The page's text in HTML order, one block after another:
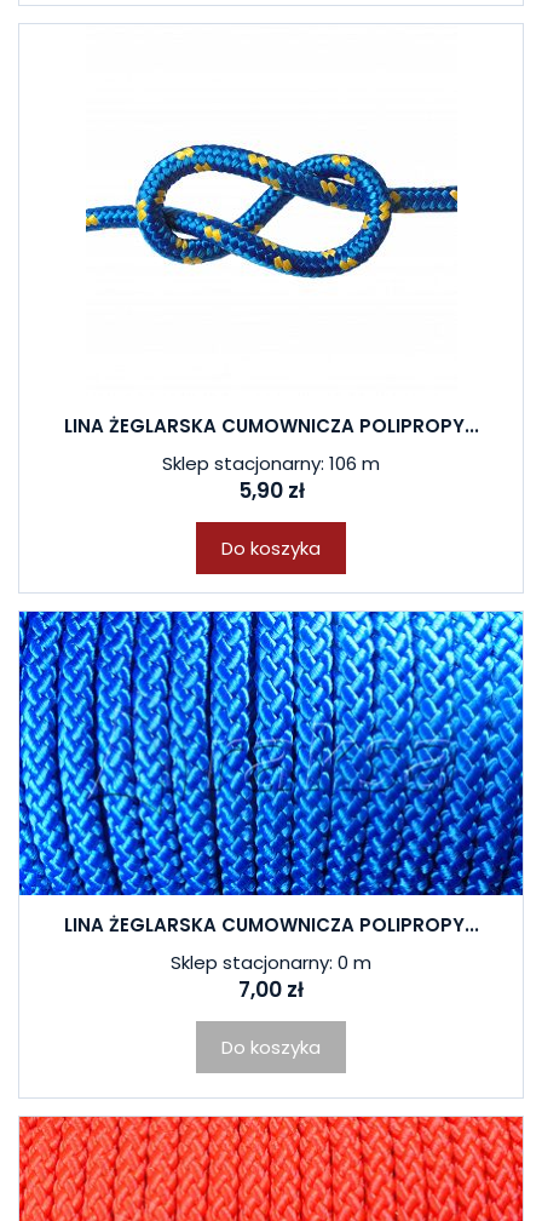
LINA ŻEGLARSKA CUMOWNICZA POLIPROPY...
Sklep stacjonarny: 106 m
5,90 zł
Do koszyka
LINA ŻEGLARSKA CUMOWNICZA POLIPROPY...
Sklep stacjonarny: 0 m
7,00 zł
Do koszyka